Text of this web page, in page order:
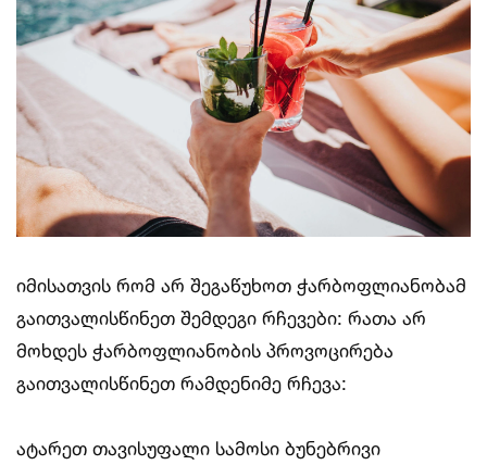
იმისათვის რომ არ შეგაწუხოთ ჭარბოფლიანობამ
გაითვალისწინეთ შემდეგი რჩევები: რათა არ
მოხდეს ჭარბოფლიანობის პროვოცირება
გაითვალისწინეთ რამდენიმე რჩევა:
ატარეთ თავისუფალი სამოსი ბუნებრივი